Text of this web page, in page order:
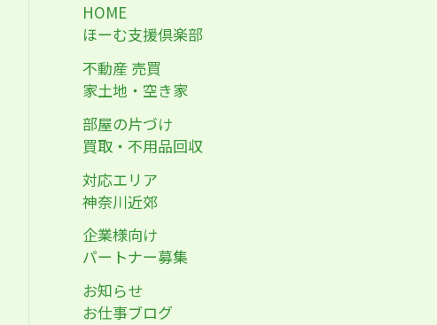
HOME
ほーむ支援倶楽部
不動産 売買
家土地・空き家
部屋の片づけ
買取・不用品回収
対応エリア
神奈川近郊
企業様向け
パートナー募集
お知らせ
お仕事ブログ